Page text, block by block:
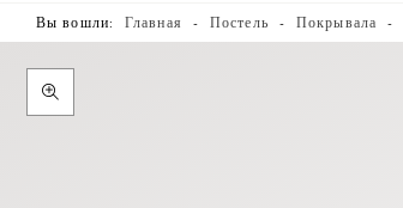
Вы вошли: Главная Постель Покрывала